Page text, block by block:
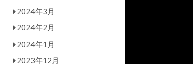
2024年3月
2024年2月
2024年1月
2023年12月